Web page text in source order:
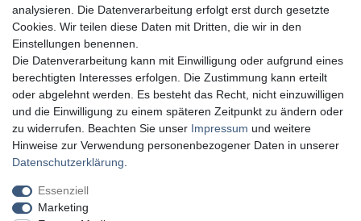
analysieren. Die Datenverarbeitung erfolgt erst durch gesetzte
Cookies. Wir teilen diese Daten mit Dritten, die wir in den
Einstellungen benennen.
Die Datenverarbeitung kann mit Einwilligung oder aufgrund eines
berechtigten Interesses erfolgen. Die Zustimmung kann erteilt
oder abgelehnt werden. Es besteht das Recht, nicht einzuwilligen
und die Einwilligung zu einem späteren Zeitpunkt zu ändern oder
zu widerrufen. Beachten Sie unser Impressum und weitere
Hinweise zur Verwendung personenbezogener Daten in unserer
Daten­schutz­erklärung
Essenziell
Marketing